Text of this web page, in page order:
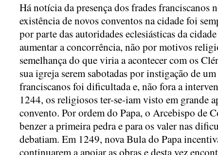
Há notícia da presença dos frades franciscanos
existência de novos conventos na cidade foi
por parte das autoridades eclesiásticas da
aumentar a concorrência, não por motivos
semelhança do que viria a acontecer com os
sua igreja serem sabotadas por instigação de
franciscanos foi dificultada e, não fora a
1244, os religiosos ter-se-iam visto em grande
convento. Por ordem do Papa, o Arcebispo de
benzer a primeira pedra e para os valer nas
debatiam. Em 1249, nova Bula do Papa
continuarem a apoiar as obras e desta vez